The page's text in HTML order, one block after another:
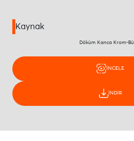
Kaynak
Döküm Kanca Krom-
İNCELE
İNDİR